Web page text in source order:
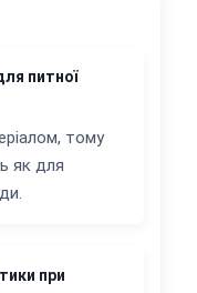
питної
тому
як для
при